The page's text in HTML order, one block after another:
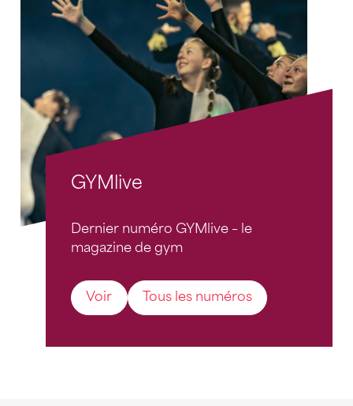
GYMlive
Dernier numéro GYMlive – le
magazine de gym
Voir Tous les numéros